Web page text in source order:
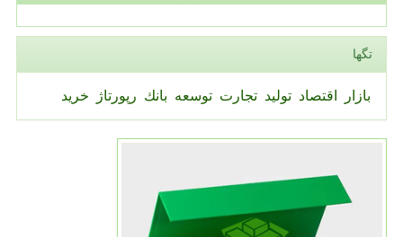
تگها
بازار اقتصاد تولید تجارت توسعه بانك رپورتاژ خرید